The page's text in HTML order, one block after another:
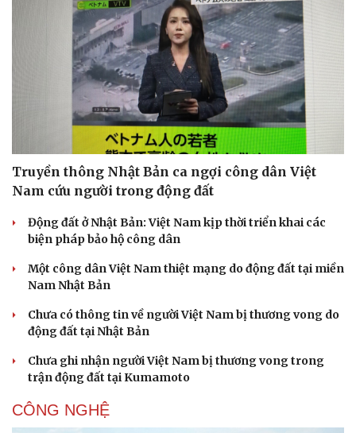
Doanh nghiệp
Thông tin doanh nghiệp
Doanh nghiệp 24h
Doanh nhân
Công nghệ
Sành điệu
Tin Công nghệ
Trải nghiệm
Chuyển đổi số
Truyền thông Nhật Bản ca ngợi công dân Việt
Nam cứu người trong động đất
Động đất ở Nhật Bản: Việt Nam kịp thời triển khai các
biện pháp bảo hộ công dân
Một công dân Việt Nam thiệt mạng do động đất tại miền
Nam Nhật Bản
Chưa có thông tin về người Việt Nam bị thương vong do
động đất tại Nhật Bản
Chưa ghi nhận người Việt Nam bị thương vong trong
trận động đất tại Kumamoto
CÔNG NGHỆ